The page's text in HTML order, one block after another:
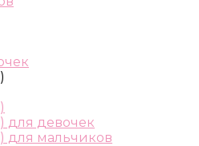
для девочек
для мальчиков